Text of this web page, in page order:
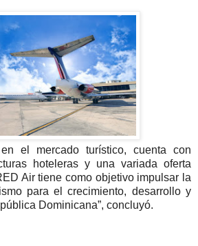
el mercado turístico, cuenta con
hoteleras y una variada oferta
Air tiene como objetivo impulsar la
para el crecimiento, desarrollo y
Dominicana”, concluyó.